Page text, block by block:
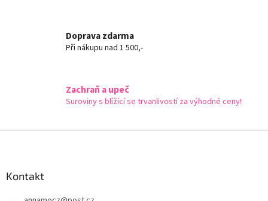
y
v
u
Doprava zdarma
Při nákupu nad 1 500,-
Zachraň a upeč
Suroviny s blížící se trvanlivostí za výhodné ceny!
Kontakt